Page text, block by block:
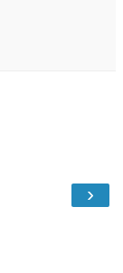
›